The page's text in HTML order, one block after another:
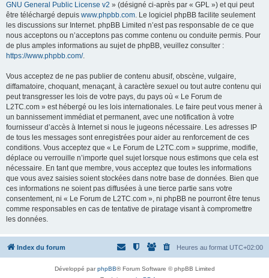
GNU General Public License v2 » (désigné ci-après par « GPL ») et qui peut
être téléchargé depuis www.phpbb.com. Le logiciel phpBB facilite seulement
les discussions sur Internet. phpBB Limited n’est pas responsable de ce que
nous acceptons ou n’acceptons pas comme contenu ou conduite permis. Pour
de plus amples informations au sujet de phpBB, veuillez consulter :
https://www.phpbb.com/.
Vous acceptez de ne pas publier de contenu abusif, obscène, vulgaire,
diffamatoire, choquant, menaçant, à caractère sexuel ou tout autre contenu qui
peut transgresser les lois de votre pays, du pays où « Le Forum de
L2TC.com » est hébergé ou les lois internationales. Le faire peut vous mener à
un bannissement immédiat et permanent, avec une notification à votre
fournisseur d’accès à Internet si nous le jugeons nécessaire. Les adresses IP
de tous les messages sont enregistrées pour aider au renforcement de ces
conditions. Vous acceptez que « Le Forum de L2TC.com » supprime, modifie,
déplace ou verrouille n’importe quel sujet lorsque nous estimons que cela est
nécessaire. En tant que membre, vous acceptez que toutes les informations
que vous avez saisies soient stockées dans notre base de données. Bien que
ces informations ne soient pas diffusées à une tierce partie sans votre
consentement, ni « Le Forum de L2TC.com », ni phpBB ne pourront être tenus
comme responsables en cas de tentative de piratage visant à compromettre
les données.
Index du forum Heures au format UTC+02:00
Développé parphpBB® Forum Software © phpBB Limited